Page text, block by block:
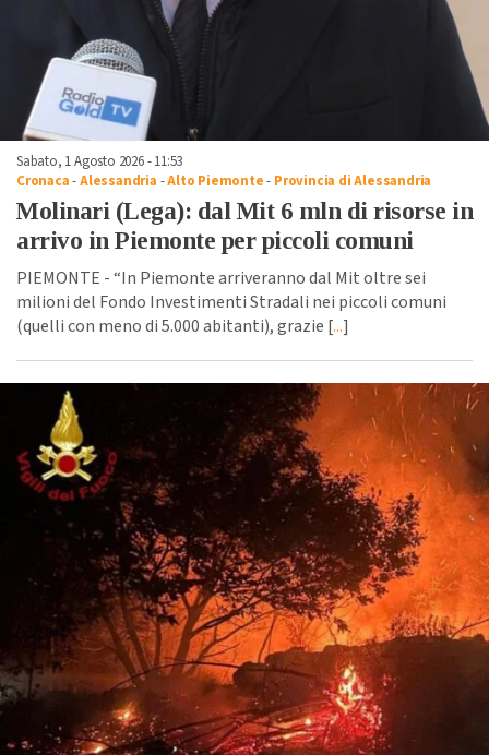
Sabato, 1 Agosto 2026 - 11:53
Cronaca-Alessandria -Alto Piemonte- Provincia di Alessandria
Molinari (Lega): dal Mit 6 mln di risorse in
arrivo in Piemonte per piccoli comuni
PIEMONTE - “In Piemonte arriveranno dal Mit oltre sei
milioni del Fondo Investimenti Stradali nei piccoli comuni
(quelli con meno di 5.000 abitanti), grazie [...]